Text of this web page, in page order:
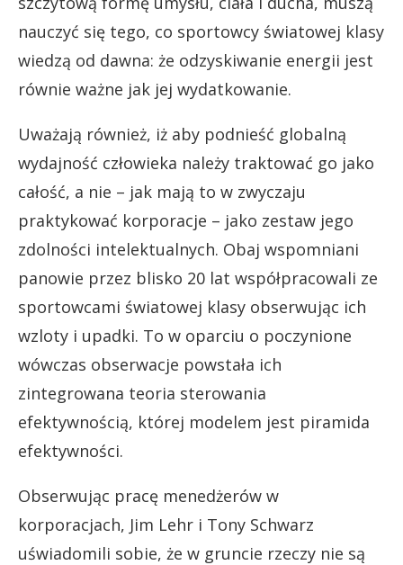
nauczyć się tego, co sportowcy światowej klasy
wiedzą od dawna: że odzyskiwanie energii jest
równie ważne jak jej wydatkowanie.
Uważają również, iż aby podnieść globalną
wydajność człowieka należy traktować go jako
całość, a nie – jak mają to w zwyczaju
praktykować korporacje – jako zestaw jego
zdolności intelektualnych. Obaj wspomniani
panowie przez blisko 20 lat współpracowali ze
sportowcami światowej klasy obserwując ich
wzloty i upadki. To w oparciu o poczynione
wówczas obserwacje powstała ich
zintegrowana teoria sterowania
efektywnością, której modelem jest piramida
efektywności.
Obserwując pracę menedżerów w
korporacjach, Jim Lehr i Tony Schwarz
uświadomili sobie, że w gruncie rzeczy nie są